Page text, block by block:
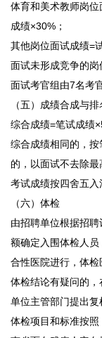
体育和美术教师岗
成绩×30%；
其他岗位面试成绩=
面试未形成竞争的岗
面试考官组由7名考
（五）成绩合成与排
综合成绩=笔试成绩
综合成绩相同的，
的，以面试不去除最
考试成绩按四舍五入
（六）体检
由招聘单位根据招
额确定入围体检人
合性医院进行，体
体检结论有疑问的
单位主管部门提出复
体检项目和标准按